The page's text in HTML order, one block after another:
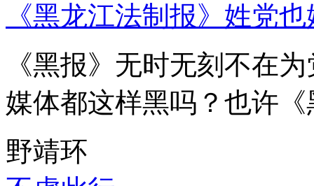
《黑龙江法制报》姓党
《黑报》无时无刻不在
媒体都这样黑吗？也许
野靖环